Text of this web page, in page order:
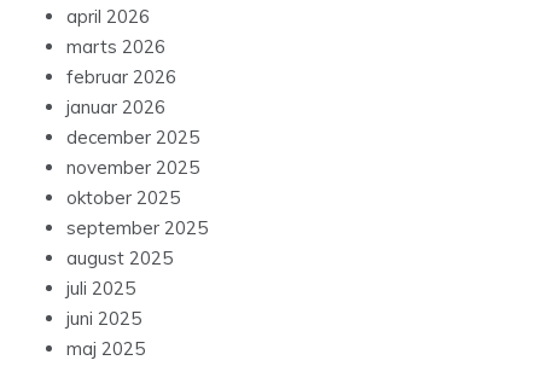
april 2026
marts 2026
februar 2026
januar 2026
december 2025
november 2025
oktober 2025
september 2025
august 2025
juli 2025
juni 2025
maj 2025